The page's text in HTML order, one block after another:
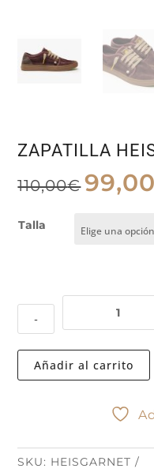
ZAPATILLA
110,00€El
original
99,00
Talla
-
Añadir al carrito
SKU: HEISGARNET